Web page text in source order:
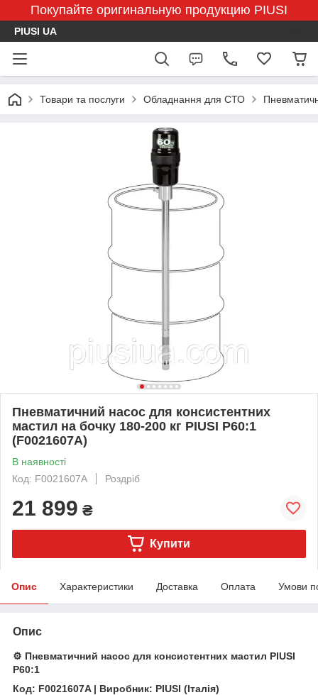
Покупайте оригинальную продукцию PIUSI
PIUSI UA
Товари та послуги Обладнання для СТО
Пневматичний насос для консистентних
мастил на бочку 180-200 кг PIUSI P60:1
(F0021607A)
В наявності
Код: F0021607A
Роздріб
21 899 ₴
Купити
Опис Характеристики Доставка Оплата Умови
Опис
⚙️ Пневматичний насос для консистентних мастил PIUSI
P60:1
Код: F0021607A | Виробник: PIUSI (Італія)